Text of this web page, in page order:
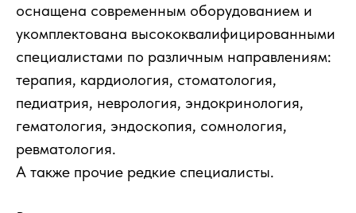
оснащена современным оборудованием и
укомплектована высококвалифицированными
специалистами по различным направлениям:
терапия, кардиология, стоматология,
педиатрия, неврология, эндокринология,
гематология, эндоскопия, сомнология,
ревматология.
А также прочие редкие специалисты.